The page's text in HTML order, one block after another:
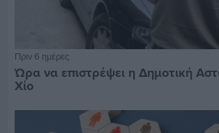
Πριν 6 ημέρες
Ώρα να επιστρέψει η Δημοτική
Χίο